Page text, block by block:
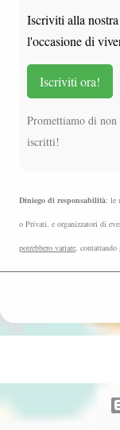
Iscriviti alla
l'occasione di
Iscriviti ora!
Promettiamo di
iscritti!
Diniego di responsabilità: le
o Privati, e organizzatori di
potrebbero variare ,